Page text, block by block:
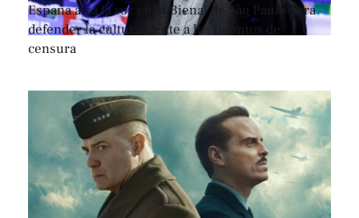
España alza la voz en la Bienal de São Paulo para
defender la cultura frente a los intentos de
censura